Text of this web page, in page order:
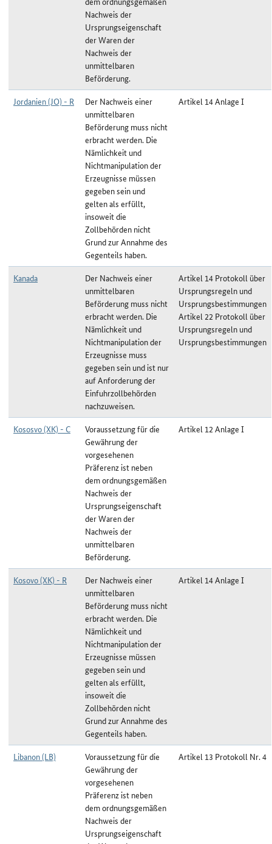
Nachweis der
Ursprungseigenschaft
der Waren der
Nachweis der
unmittelbaren
Beförderung.
Jordanien (JO) - R
Der Nachweis einer
unmittelbaren
Beförderung muss nicht
erbracht werden. Die
Nämlichkeit und
Nichtmanipulation der
Erzeugnisse müssen
gegeben sein und
gelten als erfüllt,
insoweit die
Zollbehörden nicht
Grund zur Annahme des
Gegenteils haben.
Artikel 14 Anlage I
Kanada
Der Nachweis einer
unmittelbaren
Beförderung muss nicht
erbracht werden. Die
Nämlichkeit und
Nichtmanipulation der
Erzeugnisse muss
gegeben sein und ist nur
auf Anforderung der
Einfuhrzollbehörden
nachzuweisen.
Artikel 14 Protokoll über
Ursprungsregeln und
Ursprungsbestimmungen
Artikel 22 Protokoll über
Ursprungsregeln und
Ursprungsbestimmungen
Kososvo (XK) - C
Voraussetzung für die
Gewährung der
vorgesehenen
Präferenz ist neben
dem ordnungsgemäßen
Nachweis der
Ursprungseigenschaft
der Waren der
Nachweis der
unmittelbaren
Beförderung.
Artikel 12 Anlage I
Kosovo (XK) - R
Der Nachweis einer
unmittelbaren
Beförderung muss nicht
erbracht werden. Die
Nämlichkeit und
Nichtmanipulation der
Erzeugnisse müssen
gegeben sein und
gelten als erfüllt,
insoweit die
Zollbehörden nicht
Grund zur Annahme des
Gegenteils haben.
Artikel 14 Anlage I
Libanon (LB)
Voraussetzung für die
Gewährung der
vorgesehenen
Präferenz ist neben
dem ordnungsgemäßen
Nachweis der
Ursprungseigenschaft
Artikel 13 Protokoll Nr. 4